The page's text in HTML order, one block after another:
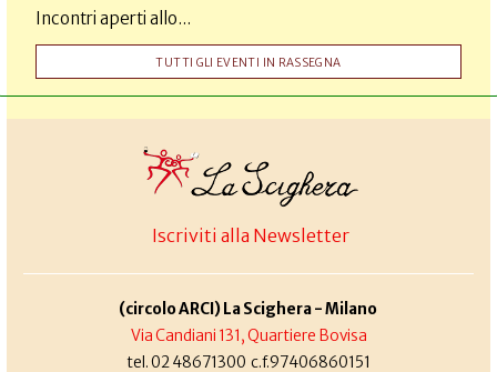
Incontri aperti allo...
TUTTI GLI EVENTI IN RASSEGNA
Iscriviti alla Newsletter
(circolo ARCI) La Scighera - Milano
Via Candiani 131, Quartiere Bovisa
tel. 02 48671300 c.f.97406860151